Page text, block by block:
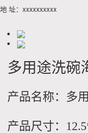
地 址：xxxxxxxxxx
多用途洗碗
产品名称：多
产品尺寸：